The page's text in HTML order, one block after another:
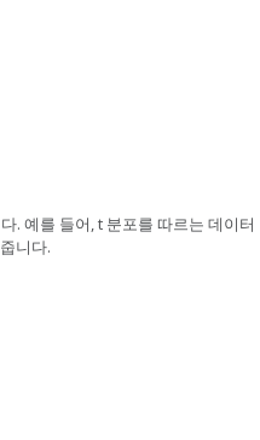
. 예를 들어, t 분포를 따르는 데이터
니다.